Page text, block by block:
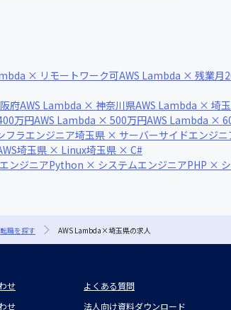
× リモートワーク可AWS Lambda × 残業月
府AWS Lambda × 神奈川県AWS Lambda × 埼
万円AWS Lambda × 500万円AWS Lambda ×
ラエンジニア埼玉県 × サーバーサイドエンジニ
埼玉県 × Linux埼玉県 × C#
ンジニアPython × システムエンジニアPHP ×
職を探す AWS Lambda×埼玉県の求人
せ よくある質問
せ 法人向け資料ダウンロード